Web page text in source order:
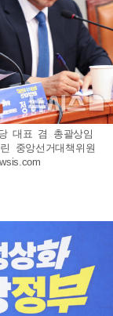
대표 겸 총괄상임
중앙선거대책위원